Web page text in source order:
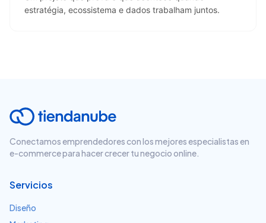
estratégia, ecossistema e dados trabalham juntos.
Conectamos emprendedores con los mejores especialistas en
e-commerce para hacer crecer tu negocio online.
Servicios
Diseño